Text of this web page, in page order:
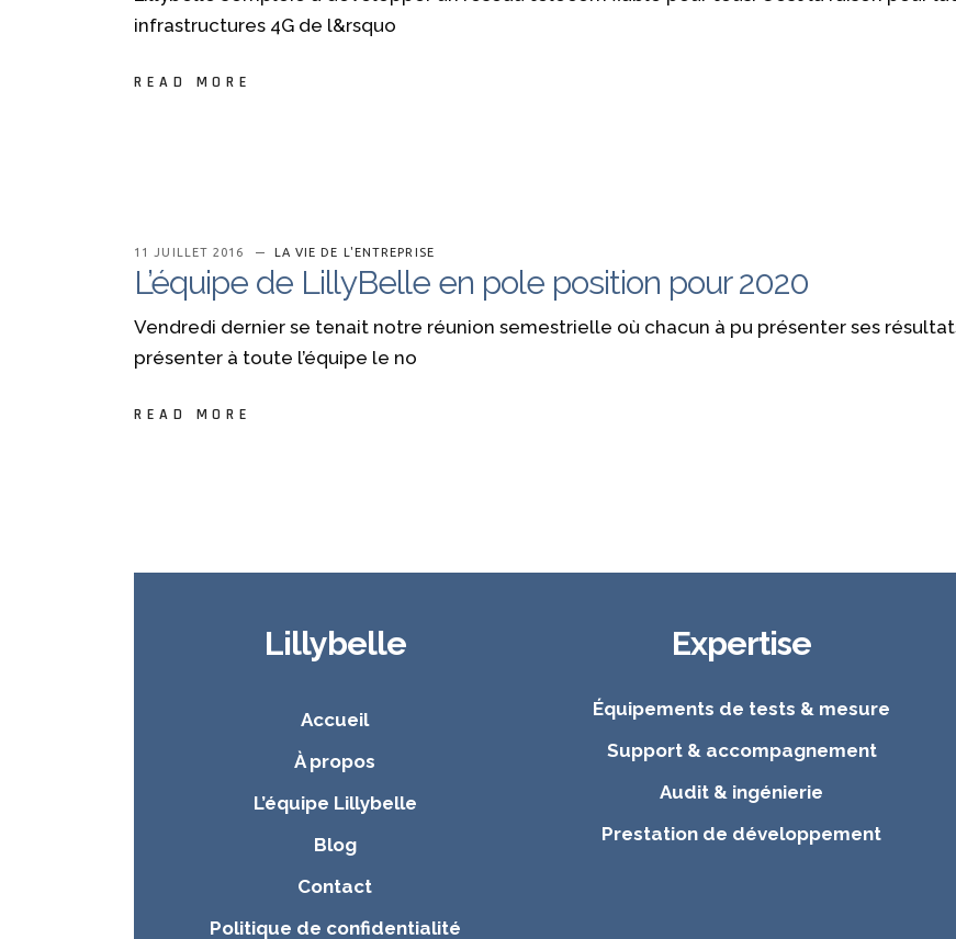
infrastructures 4G de l&rsquo
READ MORE
11 JUILLET 2016 LA VIE DE L'ENTREPRISE
L’équipe de LillyBelle en pole position pour 2020
Vendredi dernier se tenait notre réunion semestrielle où chacun à pu présenter ses
présenter à toute l’équipe le no
READ MORE
Lillybelle
Accueil
À propos
L’équipe Lillybelle
Blog
Contact
Politique de confidentialité
Expertise
Équipements de tests & mesure
Support & accompagnement
Audit & ingénierie
Prestation de développement